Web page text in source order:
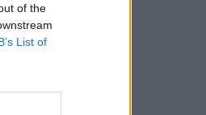
of the
List of
Galéria
Kft.